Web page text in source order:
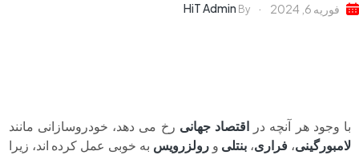
فوریه 6, 2024 By
HiT Admin
با وجود هر آنچه در اقتصاد جهانی رخ می دهد، خودروسازانی مانند
لامبورگینی، فراری، بنتلی ورولزرویس به خوبی عمل کرده اند، زیرا